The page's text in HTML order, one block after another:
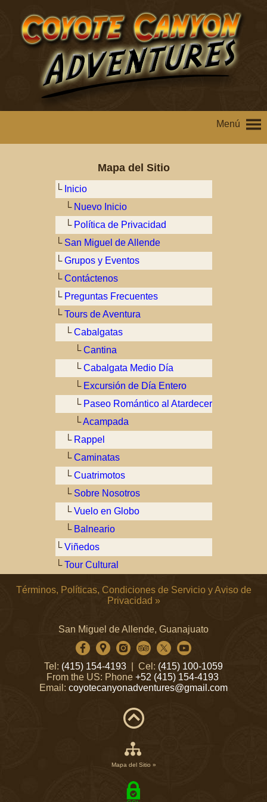
Menú
Mapa del Sitio
└ Inicio
└ Nuevo Inicio
└ Política de Privacidad
└ San Miguel de Allende
└Grupos y Eventos
└Contáctenos
└ Preguntas Frecuentes
└Tours de Aventura
└Cabalgatas
└Cantina
└Cabalgata Medio Día
└ Excursión de Día Entero
└ Paseo Romántico al Atardecer
└Acampada
└ Rappel
└Caminatas
└Cuatrimotos
└ Sobre Nosotros
└Vuelo en Globo
└ Balneario
└Viñedos
└Tour Cultural
Términos, Políticas, Condiciones de Servicio y Aviso de
Privacidad »
San Miguel de Allende, Guanajuato
Tel: (415) 154-4193 | Cel: (415) 100-1059
From the US: Phone +52 (415) 154-4193
Email: coyotecanyonadventures@gmail.com
Mapa del Sitio »